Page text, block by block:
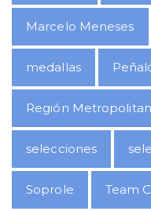
Marcelo Meneses
medallas
Región
selecciones
Soprole Team